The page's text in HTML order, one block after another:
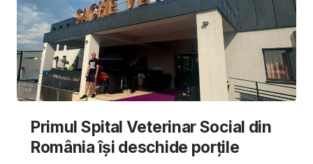
Primul Spital Veterinar Social din
România își deschide porțile